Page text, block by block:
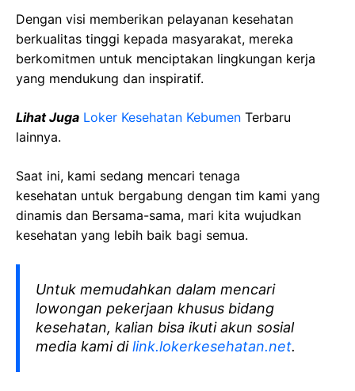
Dengan visi memberikan pelayanan kesehatan
berkualitas tinggi kepada masyarakat, mereka
berkomitmen untuk menciptakan lingkungan kerja
yang mendukung dan inspiratif.
Lihat Juga Loker Kesehatan Kebumen Terbaru
lainnya.
Saat ini, kami sedang mencari tenaga
kesehatan untuk bergabung dengan tim kami yang
dinamis dan Bersama-sama, mari kita wujudkan
kesehatan yang lebih baik bagi semua.
Untuk memudahkan dalam mencari
lowongan pekerjaan khusus bidang
kesehatan, kalian bisa ikuti akun sosial
media kami dilink.lokerkesehatan.net.